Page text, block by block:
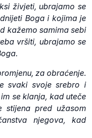
živjeti, ubrajamo se
Boga i kojima je
kažemo samima sebi
vršiti, ubrajamo se
za obraćenje.
svaki svoje srebro i
se klanja, kad uteče
stijena pred užasom
njegova, kad